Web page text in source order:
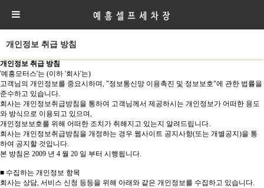
개인정보 취급 방침
개인정보 취급 방침
'예흥모터스'는 (이하 '회사'는)
고객님의 개인정보를 중요시하며, "정보통신망 이용촉진 및 정보보호"에 관한 법률을
준수하고 있습니다.
회사는 개인정보취급방침을 통하여 고객님께서 제공하시는 개인정보가 어떠한 용도
와 방식으로 이용되고 있으며,
개인정보보호를 위해 어떠한 조치가 취해지고 있는지 알려드립니다.
회사는 개인정보취급방침을 개정하는 경우 웹사이트 공지사항(또는 개별공지)을 통
하여 공지할 것입니다.
본 방침은 2009 년 4 월 20 일 부터 시행됩니다.
■ 수집하는 개인정보 항목
회사는 상담, 서비스 신청 등등을 위해 아래와 같은 개인정보를 수집하고 있습니다.